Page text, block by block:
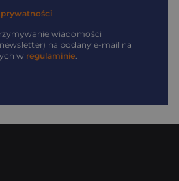
wiadomości
na podany e-mail na
w regulaminie